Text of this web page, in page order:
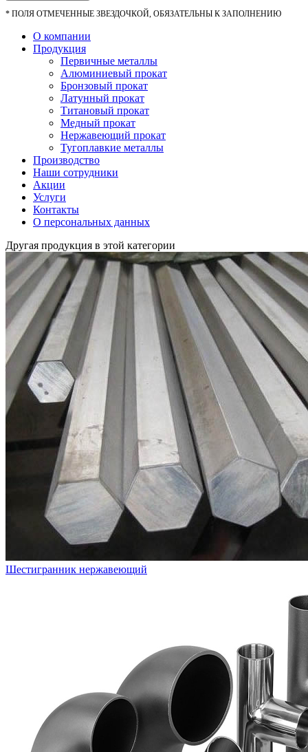
* ПОЛЯ ОТМЕЧЕННЫЕ ЗВЕЗДОЧКОЙ, ОБЯЗАТЕЛЬНЫ К ЗАПОЛНЕНИЮ
О компании
Продукция
Первичные металлы
Алюминиевый прокат
Бронзовый прокат
Латунный прокат
Титановый прокат
Медный прокат
Нержавеющий прокат
Тугоплавкие металлы
Производство
Наши сотрудники
Акции
Услуги
Контакты
О персональных данных
Другая продукция в этой категории
Шестигранник нержавеющий